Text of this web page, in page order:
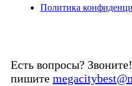
Политика
Есть вопросы? Звоните!
пишите